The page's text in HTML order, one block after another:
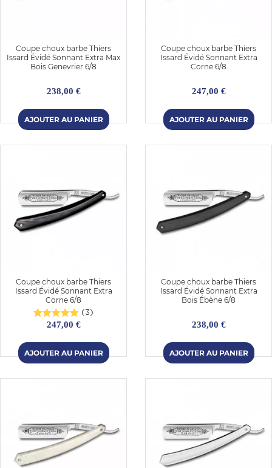
Coupe choux barbe Thiers
Issard Évidé Sonnant Extra Max
Bois Genevrier 6/8
238,00 €
Coupe choux barbe Thiers
Issard Évidé Sonnant Extra
Corne 6/8
247,00 €
Coupe choux barbe Thiers
Issard Évidé Sonnant Extra
Corne 6/8
(3)
247,00 €
Coupe choux barbe Thiers
Issard Évidé Sonnant Extra
Bois Ébène 6/8
238,00 €